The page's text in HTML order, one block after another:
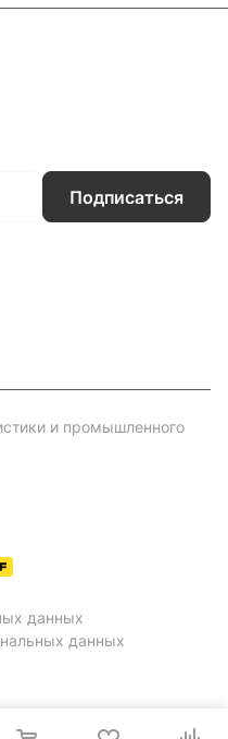
Подписаться
и промышленного
данных
данных